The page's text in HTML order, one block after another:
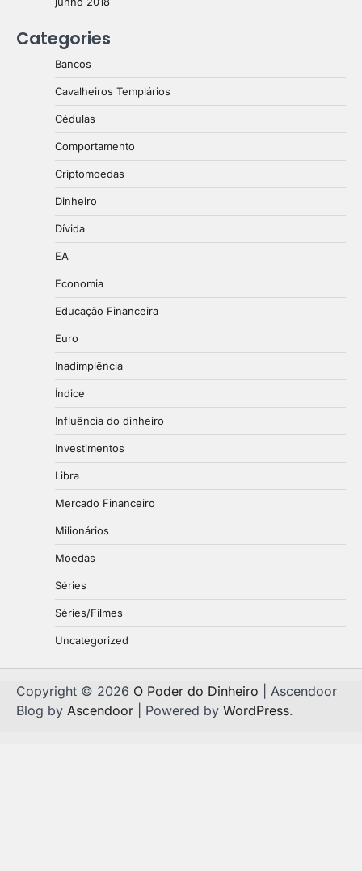
Categories
Bancos
Cavalheiros Templários
Cédulas
Comportamento
Criptomoedas
Dinheiro
Dívida
EA
Economia
Educação Financeira
Euro
Inadimplência
Índice
Influência do dinheiro
Investimentos
Libra
Mercado Financeiro
Milionários
Moedas
Séries
Séries/Filmes
Uncategorized
Copyright © 2026 O Poder do Dinheiro | Ascendoor
Blog by Ascendoor | Powered by WordPress.